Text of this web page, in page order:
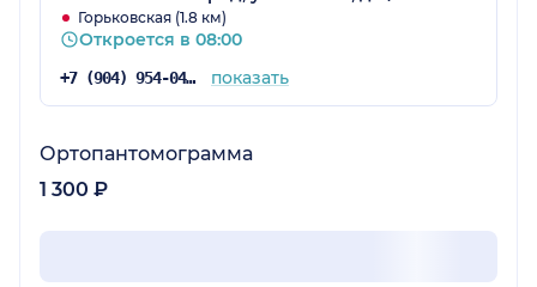
Горьковская (1.8 км)
Откроется в 08:00
+7 (904) 954-04-28 показать
Ортопантомограмма
1 300 ₽